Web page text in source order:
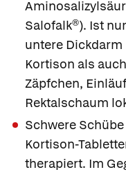
Salofalk®). Ist
untere
Kortison als
Zäpfchen,
Rektalschaum
Schwere Schübe
Kortison-
therapiert. Im